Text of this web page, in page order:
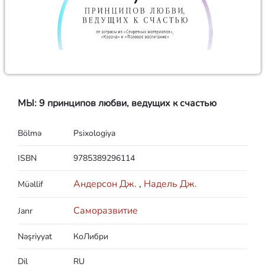
МЫ: 9 принципов любви, ведущих к счастью
Bölmə Psixologiya
ISBN 9785389296114
Müəllif Андерсон Дж. , Надель Дж.
Janr Саморазвитие
Nəşriyyat КоЛибри
Dil RU